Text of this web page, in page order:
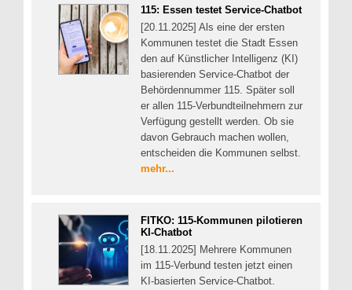
115: Essen testet Service-Chatbot
[20.11.2025] Als eine der ersten
Kommunen testet die Stadt Essen
den auf Künstlicher Intelligenz (KI)
basierenden Service-Chatbot der
Behördennummer 115. Später soll
er allen 115-Verbundteilnehmern zur
Verfügung gestellt werden. Ob sie
davon Gebrauch machen wollen,
entscheiden die Kommunen selbst.
mehr...
FITKO: 115-Kommunen pilotieren
KI-Chatbot
[18.11.2025] Mehrere Kommunen
im 115-Verbund testen jetzt einen
KI-basierten Service-Chatbot.